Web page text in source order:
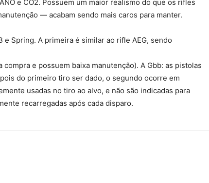
e CO2. Possuem um maior realismo do que os rifles
— acabam sendo mais caros para manter.
e Spring. A primeira é similar ao rifle AEG, sendo
e possuem baixa manutenção). A Gbb: as pistolas
do primeiro tiro ser dado, o segundo ocorre em
usadas no tiro ao alvo, e não são indicadas para
recarregadas após cada disparo.